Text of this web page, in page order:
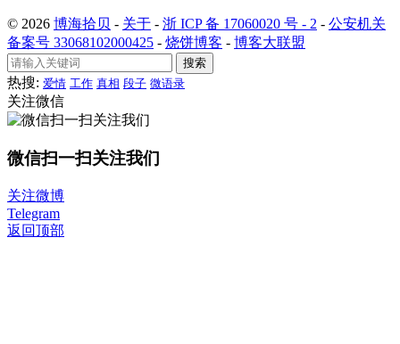
© 2026 博海拾贝 - 关于 - 浙 ICP 备 17060020 号 - 2 - 公安机关
备案号 33068102000425 - 烧饼博客 - 博客大联盟
搜索
热搜: 爱情 工作 真相 段子 微语录
关注微信
微信扫一扫关注我们
关注微博
Telegram
返回顶部